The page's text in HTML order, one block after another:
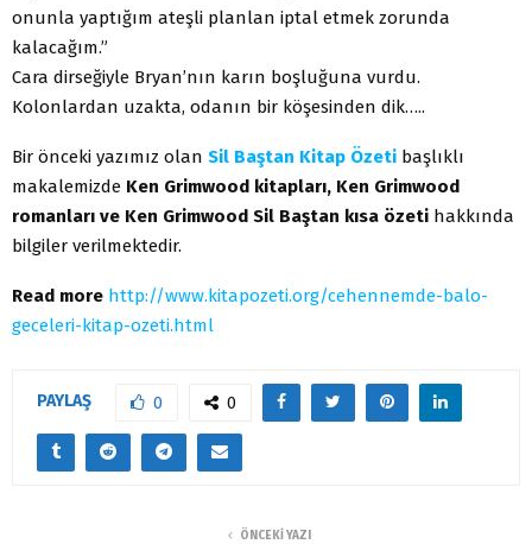
onunla yaptığım ateşli planlan iptal etmek zorunda
kalacağım.”
Cara dirseğiyle Bryan’nın karın boşluğuna vurdu.
Kolonlardan uzakta, odanın bir köşesinden dik…..
Bir önceki yazımız olan Sil Baştan Kitap Özeti başlıklı
makalemizde Ken Grimwood kitapları, Ken Grimwood
romanları ve Ken Grimwood Sil Baştan kısa özeti hakkında
bilgiler verilmektedir.
Read more http://www.kitapozeti.org/cehennemde-balo-
geceleri-kitap-ozeti.html
PAYLAŞ 0 0
ÖNCEKI YAZI